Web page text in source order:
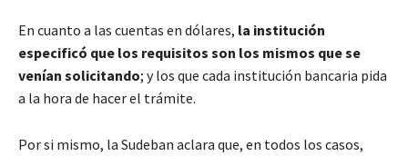
En cuanto a las cuentas en dólares, la institución
especificó que los requisitos son los mismos que se
venían solicitando; y los que cada institución bancaria pida
a la hora de hacer el trámite.
Por si mismo, la Sudeban aclara que, en todos los casos,